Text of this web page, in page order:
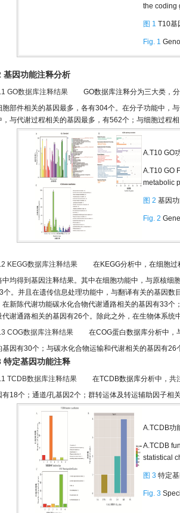
the coding
图 1 T10基
Fig. 1
基因功能注释分析
GO数据库注释结果
GO数据库注释分为三大类，分
胞部件相关的基因最多，各有304个。在分子功能中，
，与代谢过程相关的基因最多，有562个；与细胞过程
A.T10 GO
A.T10 GO
metabolic
图 2 基因
Fig. 2
KEGG数据库注释结果
在KEGG分析中，在细胞过
中均得到基因注释结果。其中在细胞功能中，与原核细
个。并且在遗传信息处理功能中，与翻译有关的基因
在新陈代谢功能碳水化合物代谢通路相关的基因有33
代谢通路相关的基因有26个。除此之外，在生物体系统
COG数据库注释结果
在COG蛋白数据库分析中，与
基因有30个；与碳水化合物运输和代谢相关的基因有
特定基因功能注释
TCDB数据库注释结果
在TCDB数据库分析中，共注
有18个；通道/孔基因2个；群转运体及转运辅助因子相
A.TCDB功
A.TCDB
statistical
图 3 特定
Fig. 3